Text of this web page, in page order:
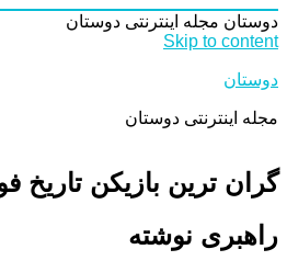
دوستان مجله اینترنتی دوستان
Skip to content
دوستان
مجله اینترنتی دوستان
گران ترین بازیکن تاریخ فوتبال
راهبری نوشته